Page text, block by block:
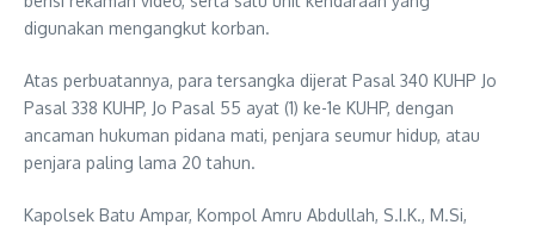
digunakan mengangkut korban.
Atas perbuatannya, para tersangka dijerat Pasal 340 KUHP Jo
Pasal 338 KUHP, Jo Pasal 55 ayat (1) ke-1e KUHP, dengan
ancaman hukuman pidana mati, penjara seumur hidup, atau
penjara paling lama 20 tahun.
Kapolsek Batu Ampar, Kompol Amru Abdullah, S.I.K., M.Si,